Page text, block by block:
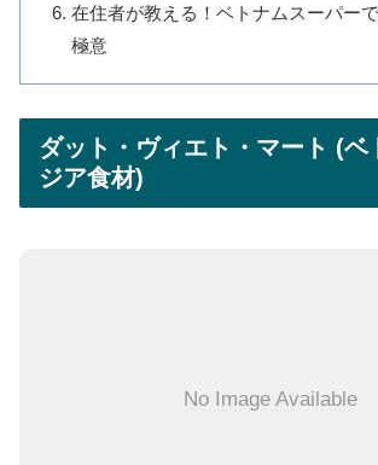
在住者が教える！ベトナムスーパー
極意
ダット・ヴィエト・マート (ベ
ジア食材)
No Image Available